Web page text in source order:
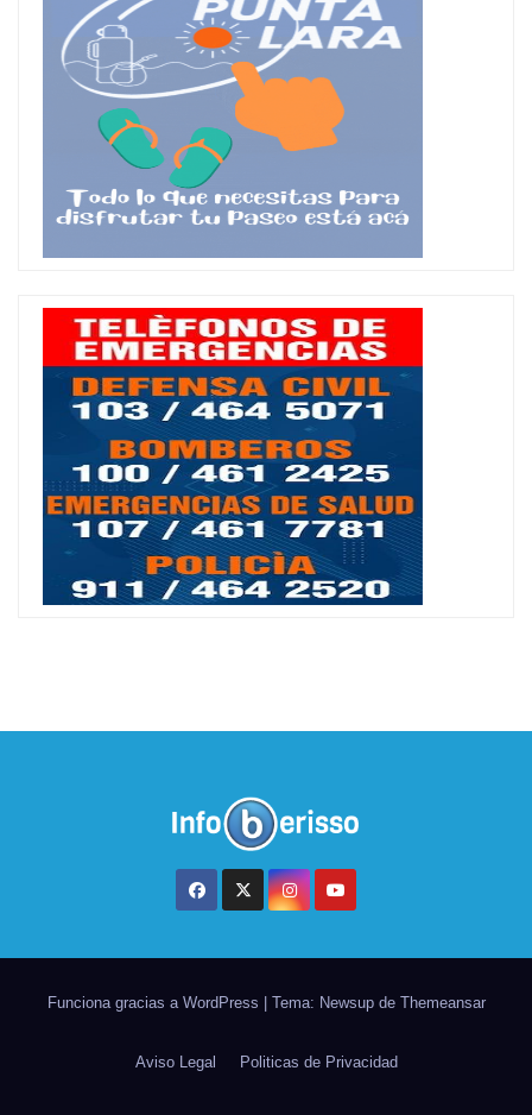
Funciona gracias a WordPress Tema: Newsup de Themeansar
Aviso Legal Politicas de Privacidad